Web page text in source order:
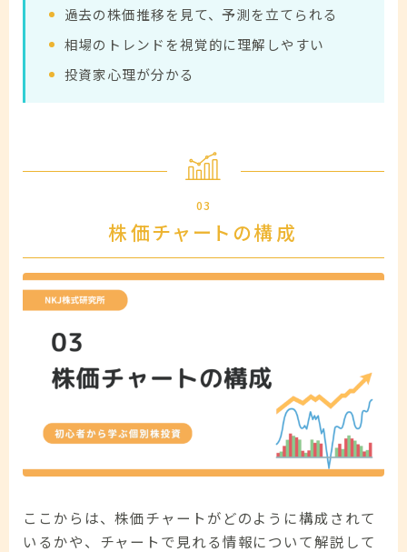
過去の株価推移を見て、予測を立てられる
相場のトレンドを視覚的に理解しやすい
投資家心理が分かる
03
株価チャートの構成
ここからは、株価チャートがどのように構成されて
いるかや、チャートで見れる情報について解説して